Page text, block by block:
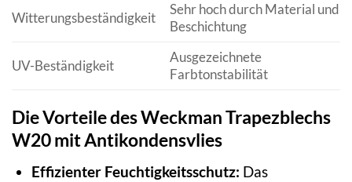
Witterungsbeständigkeit
Sehr hoch durch Material und
Beschichtung
UV-Beständigkeit
Ausgezeichnete
Farbtonstabilität
Die Vorteile des Weckman Trapezblechs
W20 mit Antikondensvlies
Effizienter Feuchtigkeitsschutz: Das